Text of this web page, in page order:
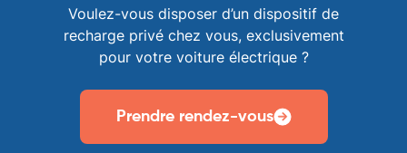
Voulez-vous disposer d’un dispositif de
recharge privé chez vous, exclusivement
pour votre voiture électrique ?
Prendre rendez-vous